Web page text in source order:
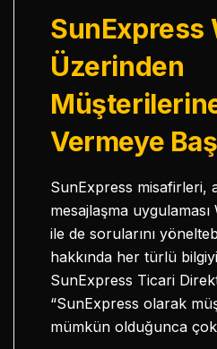
SunExpress
Üzerinden
Vermeye
SunExpress misafirleri,
mesajlaşma uygulaması
ile de sorularını
hakkında her türlü
SunExpress Ticari
“SunExpress olarak
mümkün olduğunca